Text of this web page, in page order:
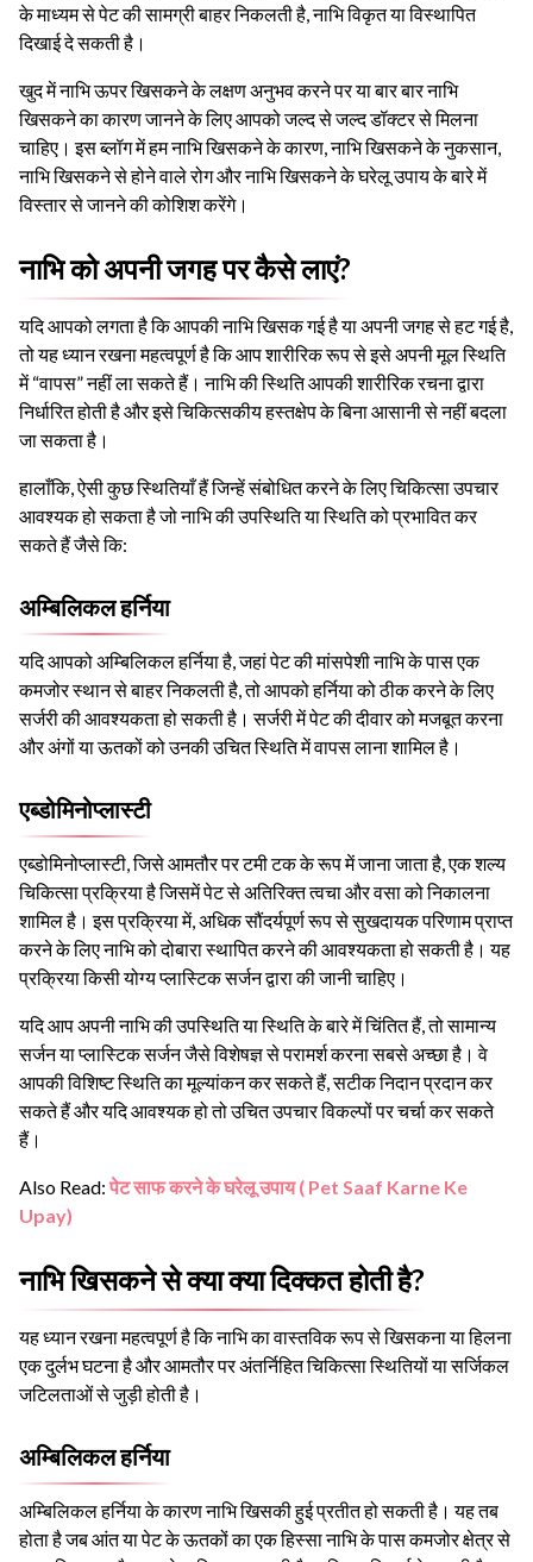
के माध्यम से पेट की सामग्री बाहर निकलती है, नाभि विकृत या विस्थापित
दिखाई दे सकती है।
खुद में नाभि ऊपर खिसकने के लक्षण अनुभव करने पर या बार बार नाभि
खिसकने का कारण जानने के लिए आपको जल्द से जल्द डॉक्टर से मिलना
चाहिए। इस ब्लॉग में हम नाभि खिसकने के कारण, नाभि खिसकने के नुकसान,
नाभि खिसकने से होने वाले रोग और नाभि खिसकने के घरेलू उपाय के बारे में
विस्तार से जानने की कोशिश करेंगे।
नाभि को अपनी जगह पर कैसे लाएं?
यदि आपको लगता है कि आपकी नाभि खिसक गई है या अपनी जगह से हट गई है,
तो यह ध्यान रखना महत्वपूर्ण है कि आप शारीरिक रूप से इसे अपनी मूल स्थिति
में “वापस” नहीं ला सकते हैं। नाभि की स्थिति आपकी शारीरिक रचना द्वारा
निर्धारित होती है और इसे चिकित्सकीय हस्तक्षेप के बिना आसानी से नहीं बदला
जा सकता है।
हालाँकि, ऐसी कुछ स्थितियाँ हैं जिन्हें संबोधित करने के लिए चिकित्सा उपचार
आवश्यक हो सकता है जो नाभि की उपस्थिति या स्थिति को प्रभावित कर
सकते हैं जैसे कि:
अम्बिलिकल हर्निया
यदि आपको अम्बिलिकल हर्निया है, जहां पेट की मांसपेशी नाभि के पास एक
कमजोर स्थान से बाहर निकलती है, तो आपको हर्निया को ठीक करने के लिए
सर्जरी की आवश्यकता हो सकती है। सर्जरी में पेट की दीवार को मजबूत करना
और अंगों या ऊतकों को उनकी उचित स्थिति में वापस लाना शामिल है।
एब्डोमिनोप्लास्टी
एब्डोमिनोप्लास्टी, जिसे आमतौर पर टमी टक के रूप में जाना जाता है, एक शल्य
चिकित्सा प्रक्रिया है जिसमें पेट से अतिरिक्त त्वचा और वसा को निकालना
शामिल है। इस प्रक्रिया में, अधिक सौंदर्यपूर्ण रूप से सुखदायक परिणाम प्राप्त
करने के लिए नाभि को दोबारा स्थापित करने की आवश्यकता हो सकती है। यह
प्रक्रिया किसी योग्य प्लास्टिक सर्जन द्वारा की जानी चाहिए।
यदि आप अपनी नाभि की उपस्थिति या स्थिति के बारे में चिंतित हैं, तो सामान्य
सर्जन या प्लास्टिक सर्जन जैसे विशेषज्ञ से परामर्श करना सबसे अच्छा है। वे
आपकी विशिष्ट स्थिति का मूल्यांकन कर सकते हैं, सटीक निदान प्रदान कर
सकते हैं और यदि आवश्यक हो तो उचित उपचार विकल्पों पर चर्चा कर सकते
हैं।
Also Read: पेट साफ करने के घरेलू उपाय ( Pet Saaf Karne Ke
Upay)
नाभि खिसकने से क्या क्या दिक्कत होती है?
यह ध्यान रखना महत्वपूर्ण है कि नाभि का वास्तविक रूप से खिसकना या हिलना
एक दुर्लभ घटना है और आमतौर पर अंतर्निहित चिकित्सा स्थितियों या सर्जिकल
जटिलताओं से जुड़ी होती है।
अम्बिलिकल हर्निया
अम्बिलिकल हर्निया के कारण नाभि खिसकी हुई प्रतीत हो सकती है। यह तब
होता है जब आंत या पेट के ऊतकों का एक हिस्सा नाभि के पास कमजोर क्षेत्र से